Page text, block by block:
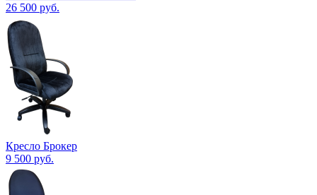
26 500 руб.
Кресло Брокер
9 500 руб.